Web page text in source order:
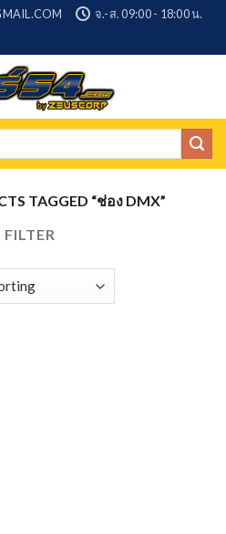
จ.-ส. 09:00 - 18:00 น.
TAGGED “ช่อง DMX”
FILTER